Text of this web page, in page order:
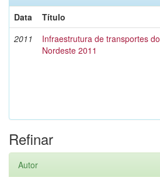
Data
Título
2011
Infraestrutura de transportes do
Nordeste 2011
Refinar
Autor